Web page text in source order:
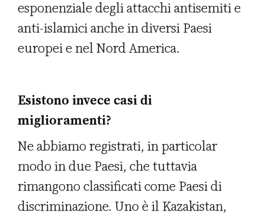
esponenziale degli attacchi antisemiti e
anti-islamici anche in diversi Paesi
europei e nel Nord America.
Esistono invece casi di
miglioramenti?
Ne abbiamo registrati, in particolar
modo in due Paesi, che tuttavia
rimangono classificati come Paesi di
discriminazione. Uno è il Kazakistan,